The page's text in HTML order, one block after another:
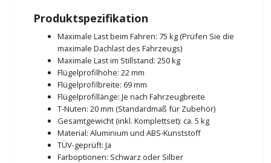
Produktspezifikation
Maximale Last beim Fahren: 75 kg (Prüfen Sie die
maximale Dachlast des Fahrzeugs)
Maximale Last im Stillstand: 250 kg
Flügelprofilhöhe: 22 mm
Flügelprofilbreite: 69 mm
Flügelprofillänge: Je nach Fahrzeugbreite
T-Nuten: 20 mm (Standardmaß für Zubehör)
Gesamtgewicht (inkl. Komplettset): ca. 5 kg
Material: Aluminium und ABS-Kunststoff
TÜV-geprüft: Ja
Farboptionen: Schwarz oder Silber